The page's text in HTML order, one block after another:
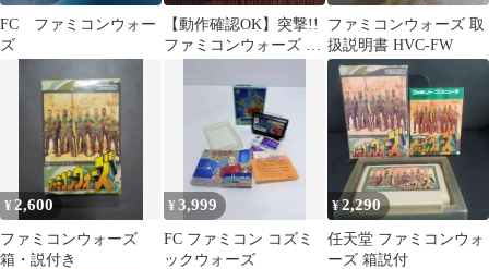
FC ファミコンウォー
ズ
【動作確認OK】突撃!!
ファミコンウォーズ ゲ
ドー
ファミコンウォーズ 取
扱説明書 HVC-FW
¥ 2,600
ファミコンウォーズ
箱・説付き
¥3,999
FC ファミコン コズミ
ックウォーズ
¥2,290
任天堂 ファミコンウォ
ーズ 箱説付